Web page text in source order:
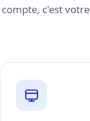
compte, c'est votre